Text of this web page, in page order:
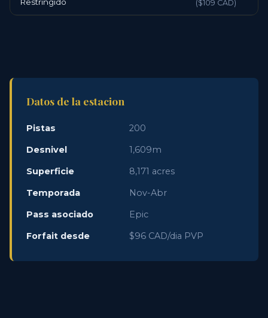
Restringido
($109 CAD)
Datos de la estacion
Pistas
200
Desnivel
1,609m
Superficie
8,171 acres
Temporada
Nov-Abr
Pass asociado
Epic
Forfait desde
$96 CAD/dia PVP